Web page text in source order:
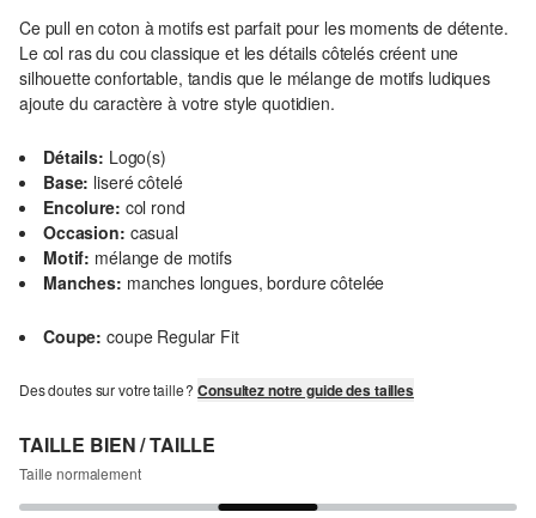
Ce pull en coton à motifs est parfait pour les moments de détente.
Le col ras du cou classique et les détails côtelés créent une
silhouette confortable, tandis que le mélange de motifs ludiques
ajoute du caractère à votre style quotidien.
Détails: Logo(s)
Base: liseré côtelé
Encolure: col rond
Occasion: casual
Motif: mélange de motifs
Manches: manches longues, bordure côtelée
Coupe: coupe Regular Fit
Des doutes sur votre taille ?Consultez notre guide des tailles
TAILLE BIEN / TAILLE
Taille normalement